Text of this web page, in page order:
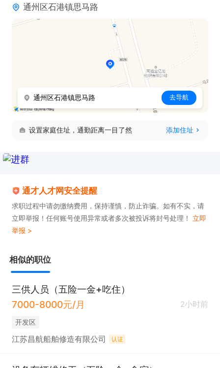
通州区石港镇思马路
通州区石港镇思马路 去导航
设置家庭住址，通勤距离一目了然 添加住址
通才人才网安全提醒
求职过程中请勿缴纳费用，保持谨慎，防止诈骗。如有不实，请
立即举报！任何账号使用异常或者多次被投诉将封号处理！ 立即
举报 >
相似的职位
三供人员（五险一金+吃住）
7000-8000元/月
2小时前
开发区
江苏昌航船舶修造有限公司 认证